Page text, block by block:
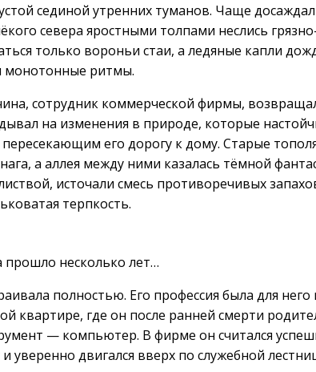
сединой утренних туманов. Чаще
севера яростными толпами неслись
только вороньи стаи, а ледяные капли
монотонные ритмы.
сотрудник коммерческой фирмы,
на изменения в природе, которые
его дорогу к дому. Старые
а аллея между ними казалась тёмной
источали смесь противоречивых
терпкость.
прошло несколько лет…
полностью. Его профессия была для него
квартире, где он после ранней смерти
— компьютер. В фирме он считался
уверенно двигался вверх по служебной